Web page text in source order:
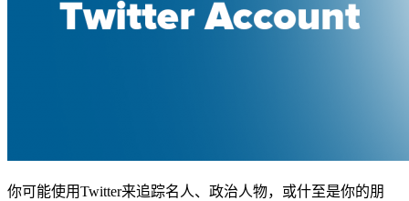
你可能使用Twitter来追踪名人、政治人物，或什至是你的朋